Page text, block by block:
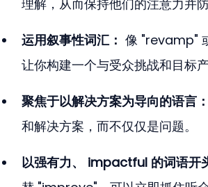
理解，从而保持他们的注意力并防
运用叙事性词汇： 像 "revamp"
让你构建一个与受众挑战和目标
聚焦于以解决方案为导向的语言：
和解决方案，而不仅仅是问题。
以强有力、 impactful 的词语开